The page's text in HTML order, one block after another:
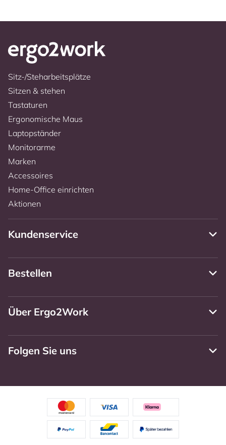
Sitz-/Steharbeitsplätze
Sitzen & stehen
Tastaturen
Ergonomische Maus
Laptopständer
Monitorarme
Marken
Accessoires
Home-Office einrichten
Aktionen
Kundenservice
Bestellen
Über Ergo2Work
Folgen Sie uns